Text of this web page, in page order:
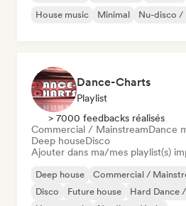
House music
Minimal Nu-disco /
Dance-Charts
Playlist
> 7000 feedbacks réalisés
Commercial / MainstreamDance
Deep houseDisco
Ajouter dans ma/mes playlist(s)
Deep house Commercial /
Disco
Future house
Hard Dance